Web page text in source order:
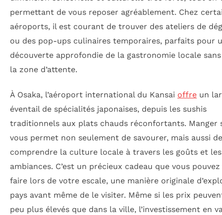
permettant de vous reposer agréablement. Chez
aéroports, il est courant de trouver des ateliers de
ou des pop-ups culinaires temporaires, parfaits pour
découverte approfondie de la gastronomie locale
la zone d’attente.
À Osaka, l’aéroport international du Kansai offre un
éventail de spécialités japonaises, depuis les sushis
traditionnels aux plats chauds réconfortants. Manger
vous permet non seulement de savourer, mais aussi
comprendre la culture locale à travers les goûts et les
ambiances. C’est un précieux cadeau que vous
faire lors de votre escale, une manière originale
pays avant même de le visiter. Même si les prix
peu plus élevés que dans la ville, l’investissement en